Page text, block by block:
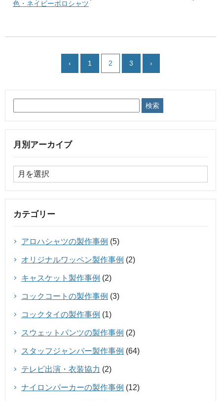
色・ネイビーポロシャツ
‹ 1 2 3 ›
月別アーカイブ
カテゴリー
アロハシャツの製作事例 (5)
オリジナルワッペン製作事例 (2)
キャスケット製作事例 (2)
コックコートの製作事例 (3)
コックタイの製作事例 (1)
スウェットパンツの製作事例 (2)
スタッフジャンパー製作事例 (64)
テレビ出演・衣装協力 (2)
ナイロンパーカーの製作事例 (12)